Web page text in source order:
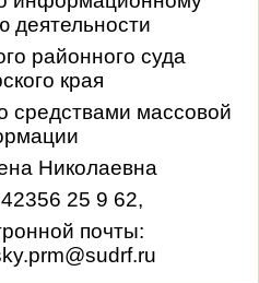
деятельности
районного суда
края
средствами массовой
Николаевна
25 9 62,
почты: